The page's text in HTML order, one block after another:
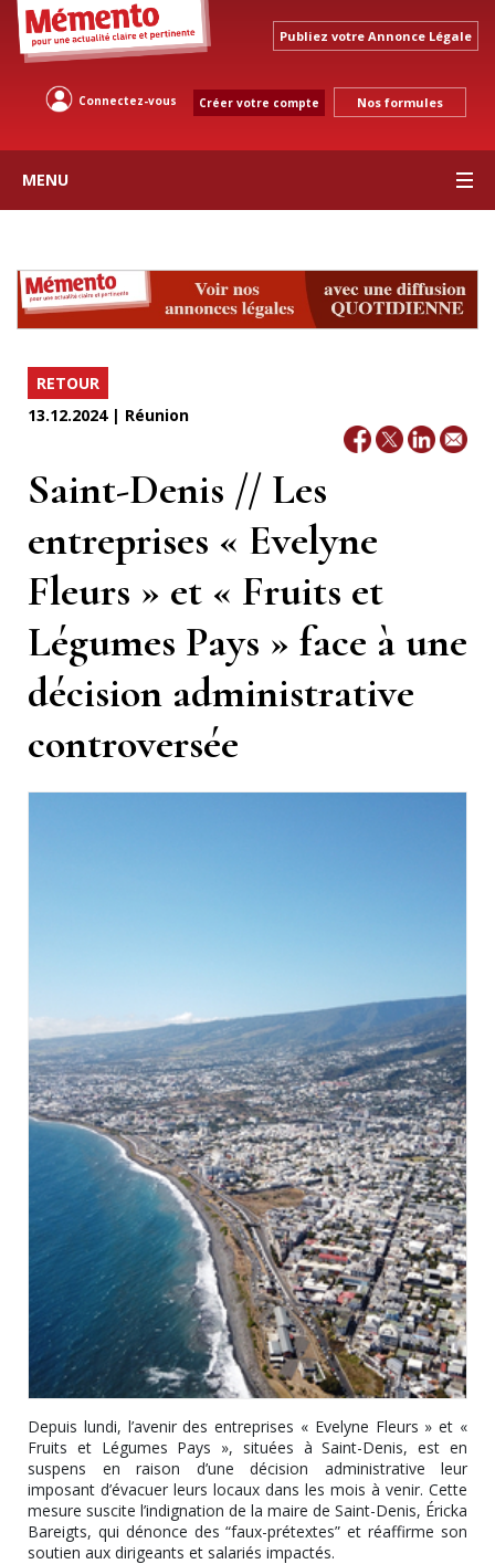
Publiez votre Annonce Légale
Connectez-vous Créer votre compte Nos formules
MENU
RETOUR
13.12.2024 | Réunion
Saint-Denis // Les
entreprises « Evelyne
Fleurs » et « Fruits et
Légumes Pays » face à une
décision administrative
controversée
Depuis lundi, l’avenir des entreprises « Evelyne Fleurs » et «
Fruits et Légumes Pays », situées à Saint-Denis, est en
suspens en raison d’une décision administrative leur
imposant d’évacuer leurs locaux dans les mois à venir. Cette
mesure suscite l’indignation de la maire de Saint-Denis, Éricka
Bareigts, qui dénonce des “faux-prétextes” et réaffirme son
soutien aux dirigeants et salariés impactés.